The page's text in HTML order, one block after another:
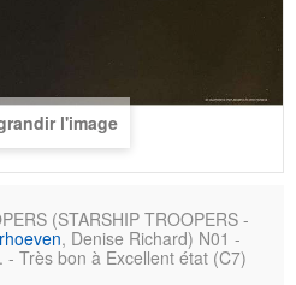
l'image
(STARSHIP TROOPERS -
, Denise Richard) N01 -
Très bon à Excellent état (C7)